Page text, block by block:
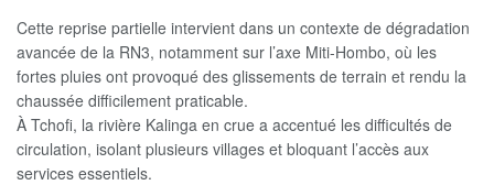
Cette reprise partielle intervient dans un contexte de dégradation
avancée de la RN3, notamment sur l’axe Miti-Hombo, où les
fortes pluies ont provoqué des glissements de terrain et rendu la
chaussée difficilement praticable.
À Tchofi, la rivière Kalinga en crue a accentué les difficultés de
circulation, isolant plusieurs villages et bloquant l’accès aux
services essentiels.